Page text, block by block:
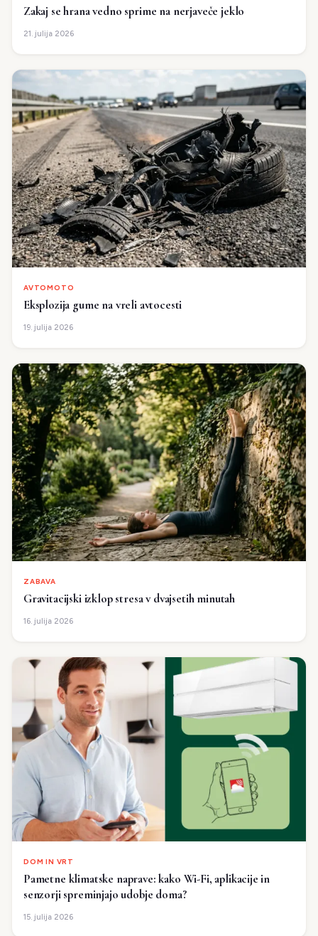
Zakaj se hrana vedno sprime na nerjaveče jeklo
21. julija 2026
AVTOMOTO
Eksplozija gume na vreli avtocesti
19. julija 2026
ZABAVA
Gravitacijski izklop stresa v dvajsetih minutah
16. julija 2026
DOM IN VRT
Pametne klimatske naprave: kako Wi-Fi, aplikacije in
senzorji spreminjajo udobje doma?
15. julija 2026